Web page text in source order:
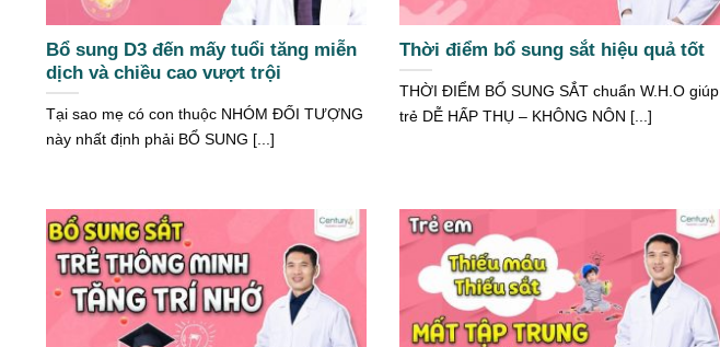
Bổ sung D3 đến mấy tuổi tăng miễn
dịch và chiều cao vượt trội
Tại sao mẹ có con thuộc NHÓM ĐỐI TƯỢNG
này nhất định phải BỔ SUNG [...]
Thời điểm bổ sung sắt hiệu quả tốt
THỜI ĐIỂM BỔ SUNG SẮT chuẩn W.H.O giúp
trẻ DỄ HẤP THỤ – KHÔNG NÔN [...]